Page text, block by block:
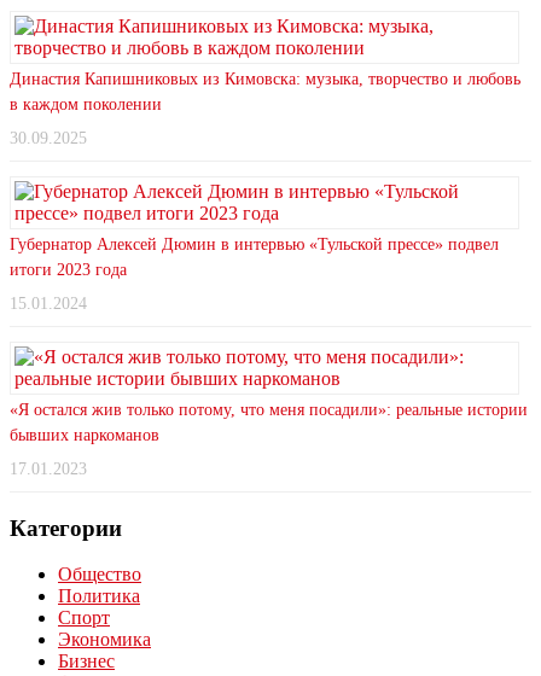
Династия Капишниковых из Кимовска: музыка, творчество и любовь
в каждом поколении
30.09.2025
Губернатор Алексей Дюмин в интервью «Тульской прессе» подвел
итоги 2023 года
15.01.2024
«Я остался жив только потому, что меня посадили»: реальные истории
бывших наркоманов
17.01.2023
Категории
Общество
Политика
Спорт
Экономика
Бизнес